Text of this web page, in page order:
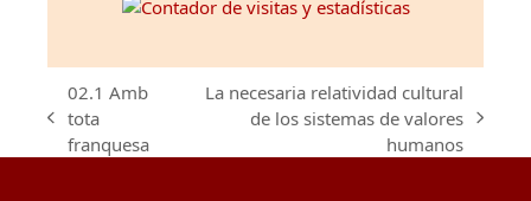
previous
post:
02.1 Amb
tota
franquesa
post:
La necesaria relatividad cultural
de los sistemas de valores
humanos